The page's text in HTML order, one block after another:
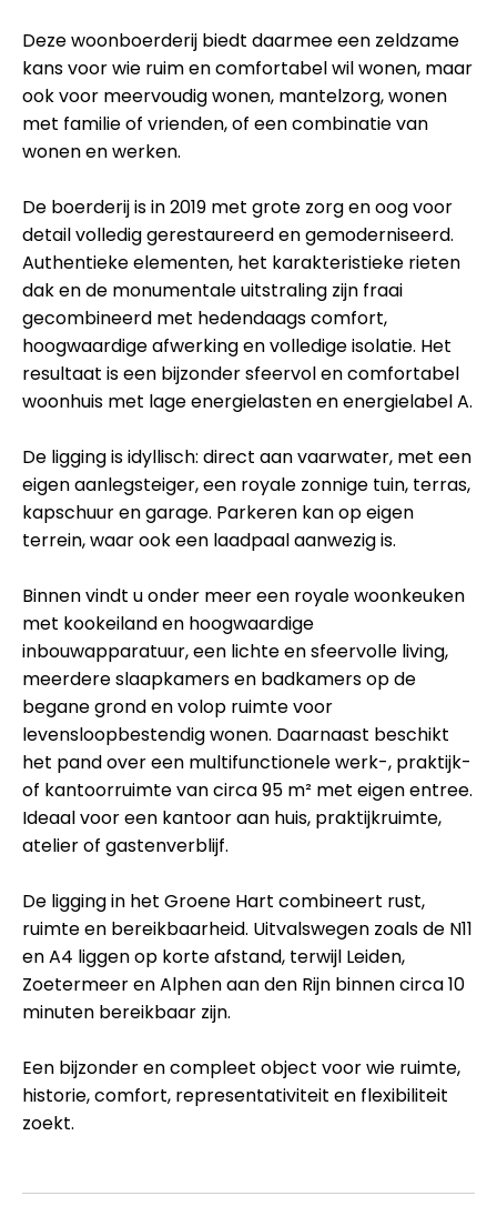
Deze woonboerderij biedt daarmee een zeldzame
kans voor wie ruim en comfortabel wil wonen, maar
ook voor meervoudig wonen, mantelzorg, wonen
met familie of vrienden, of een combinatie van
wonen en werken.
De boerderij is in 2019 met grote zorg en oog voor
detail volledig gerestaureerd en gemoderniseerd.
Authentieke elementen, het karakteristieke rieten
dak en de monumentale uitstraling zijn fraai
gecombineerd met hedendaags comfort,
hoogwaardige afwerking en volledige isolatie. Het
resultaat is een bijzonder sfeervol en comfortabel
woonhuis met lage energielasten en energielabel A.
De ligging is idyllisch: direct aan vaarwater, met een
eigen aanlegsteiger, een royale zonnige tuin, terras,
kapschuur en garage. Parkeren kan op eigen
terrein, waar ook een laadpaal aanwezig is.
Binnen vindt u onder meer een royale woonkeuken
met kookeiland en hoogwaardige
inbouwapparatuur, een lichte en sfeervolle living,
meerdere slaapkamers en badkamers op de
begane grond en volop ruimte voor
levensloopbestendig wonen. Daarnaast beschikt
het pand over een multifunctionele werk-, praktijk-
of kantoorruimte van circa 95 m² met eigen entree.
Ideaal voor een kantoor aan huis, praktijkruimte,
atelier of gastenverblijf.
De ligging in het Groene Hart combineert rust,
ruimte en bereikbaarheid. Uitvalswegen zoals de N11
en A4 liggen op korte afstand, terwijl Leiden,
Zoetermeer en Alphen aan den Rijn binnen circa 10
minuten bereikbaar zijn.
Een bijzonder en compleet object voor wie ruimte,
historie, comfort, representativiteit en flexibiliteit
zoekt.